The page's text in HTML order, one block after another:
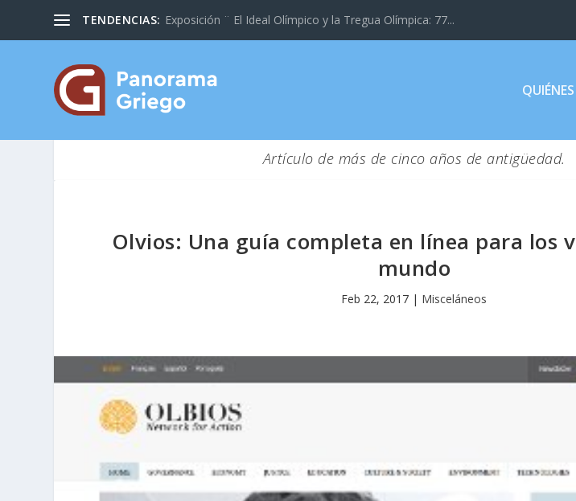
TENDENCIAS: Exposición ¨ El Ideal Olímpico y la Tregua Olímpica: 77...
Artículo de más de cinco años de antigüedad.
Olvios: Una guía completa en línea para los
mundo
Feb 22, 2017 | Misceláneos